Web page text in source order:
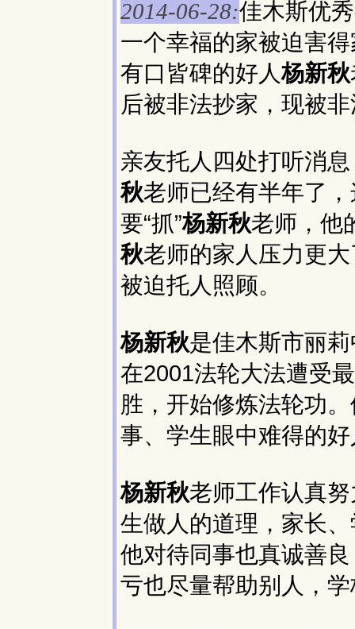
2014-06-28:佳木斯优
一个幸福的家被迫害
有口皆碑的好人杨新秋
后被非法抄家，现被
亲友托人四处打听消
秋老师已经有半年了
要“抓”杨新秋老师，他
秋老师的家人压力更
被迫托人照顾。
杨新秋是佳木斯市丽
在2001法轮大法遭受
胜，开始修炼法轮功
事、学生眼中难得的
杨新秋老师工作认真
生做人的道理，家长
他对待同事也真诚善
亏也尽量帮助别人，